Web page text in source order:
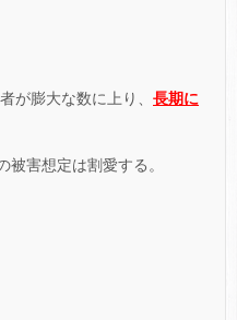
が膨大な数に上り、 長期に
害想定は割愛する。